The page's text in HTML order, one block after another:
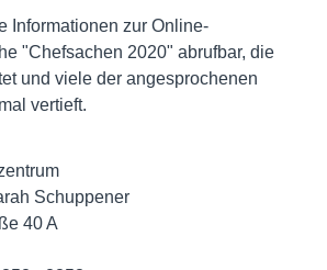
Informationen zur Online-
"Chefsachen 2020" abrufbar, die
und viele der angesprochenen
vertieft.
Schuppener
40 A